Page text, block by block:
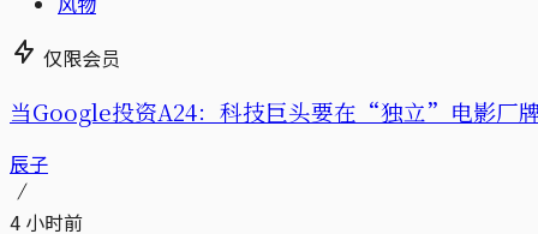
仅限会员
当Google投资A24：科技巨头要在“独立”电影厂牌
辰子
4 小时前